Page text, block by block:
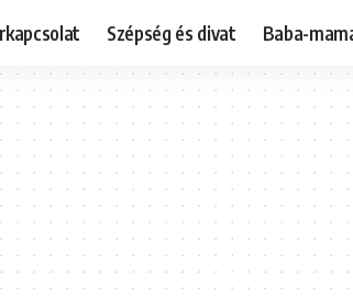
Szépség és divat Baba-